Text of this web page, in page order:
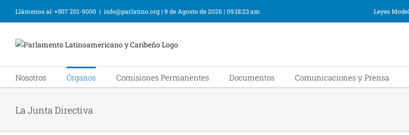
Llámenos al: +507 201-9000 | info@parlatino.org| 9 de Agosto de 2026| 09:18:24 am Leyes
Nosotros Órganos Comisiones Permanentes Documentos Comunicaciones y Prensa
La Junta Directiva